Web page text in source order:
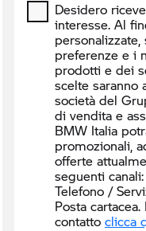
Desidero
interesse. Al
preferenze e i
prodotti e dei
scelte saranno
società del
di vendita e
BMW Italia
promozionali,
offerte
seguenti canali:
Telefono /
Posta
contatto clicca